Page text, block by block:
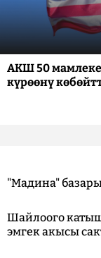
АКШ 50
күрөөнү
"Мадина"
Шайлоого
эмгек акысы